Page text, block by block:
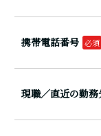
携帯電話番号
現職／直近の勤務